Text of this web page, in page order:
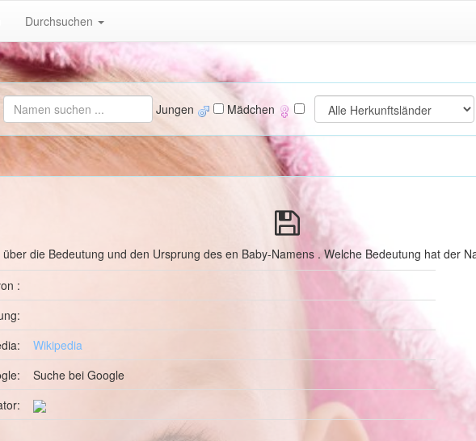
Durchsuchen
Jungen Mädchen
die Bedeutung und den Ursprung des en Baby-Namens . Welche Bedeutung hat der
:
Wikipedia
Suchebei Google